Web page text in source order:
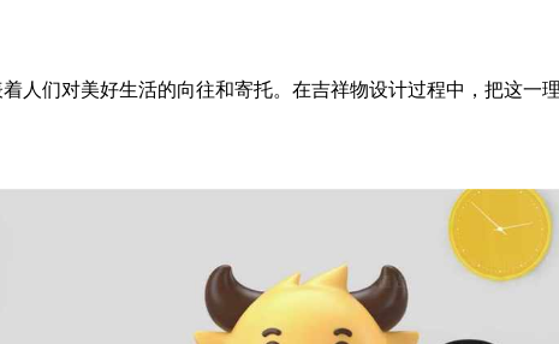
人们对美好生活的向往和寄托。在吉祥物设计过程中，把这一